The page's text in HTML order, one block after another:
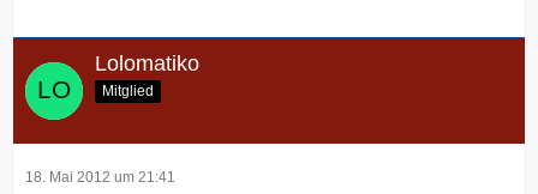
Lolomatiko
Mitglied
18. Mai 2012 um 21:41